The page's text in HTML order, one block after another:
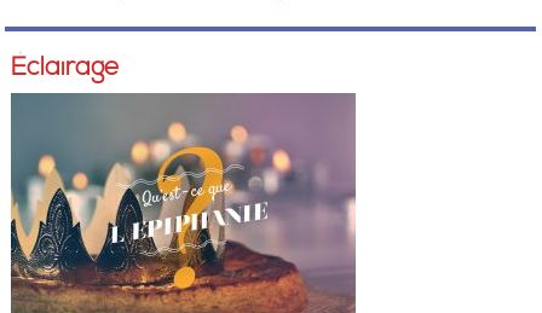
Éclairage